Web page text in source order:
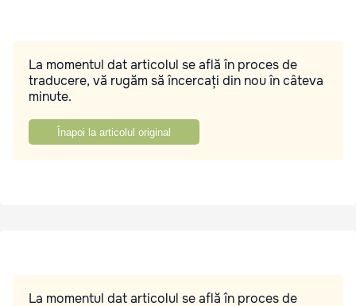
La momentul dat articolul se află în proces de
traducere, vă rugăm să încercați din nou în câteva
minute.
Înapoi la articolul original
La momentul dat articolul se află în proces de